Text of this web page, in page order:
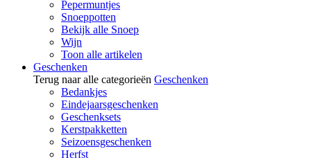
Pepermuntjes
Snoeppotten
Bekijk alle Snoep
Wijn
Toon alle artikelen
Geschenken
Terug naar alle categorieën Geschenken
Bedankjes
Eindejaarsgeschenken
Geschenksets
Kerstpakketten
Seizoensgeschenken
Herfst